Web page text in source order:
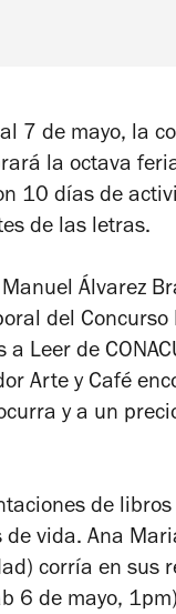
7 de mayo, la
la octava
10 días de
de las letras.
Álvarez
del Concurso
Leer de
Arte y Café
y a un
de libros
de vida. Ana
corría en sus
6 de mayo,